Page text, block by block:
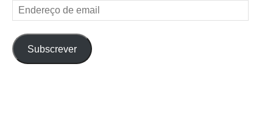
Endereço
de
email
Subscrever